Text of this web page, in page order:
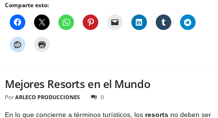
Comparte esto:
Mejores Resorts en el Mundo
Por ARLECO PRODUCCIONES 0
En lo que concierne a términos turísticos, los resorts no deben ser